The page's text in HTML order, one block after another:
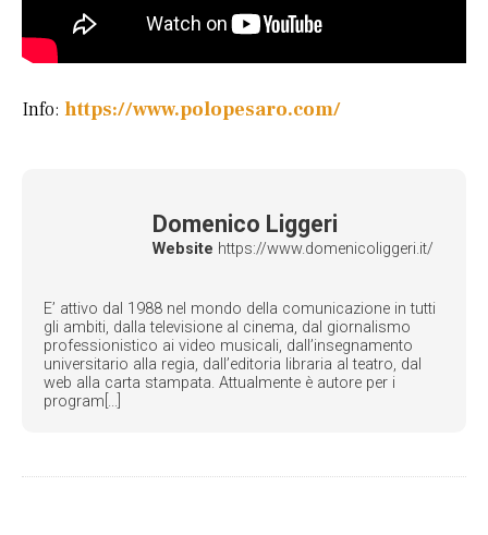
Info: https://www.polopesaro.com/
Domenico Liggeri
Website https://www.domenicoliggeri.it/
E’ attivo dal 1988 nel mondo della comunicazione in tutti
gli ambiti, dalla televisione al cinema, dal giornalismo
professionistico ai video musicali, dall’insegnamento
universitario alla regia, dall’editoria libraria al teatro, dal
web alla carta stampata. Attualmente è autore per i
program[...]